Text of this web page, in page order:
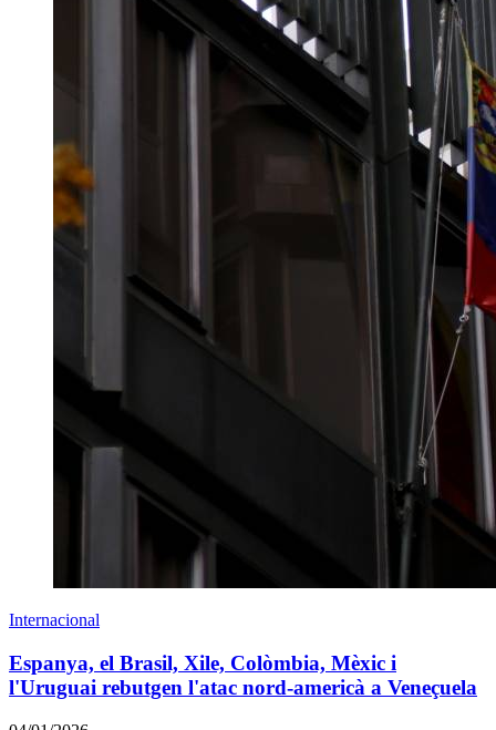
Internacional
Espanya, el Brasil, Xile, Colòmbia, Mèxic i
l'Uruguai rebutgen l'atac nord-americà a Veneçuela